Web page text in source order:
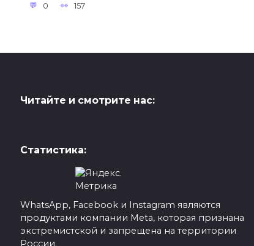
0 157
Читайте и смотрите нас:
Статистика:
WhatsApp, Facebook и Instagram являются
продуктами компании Meta, которая признана
экстремистской и запрещена на территории
России.